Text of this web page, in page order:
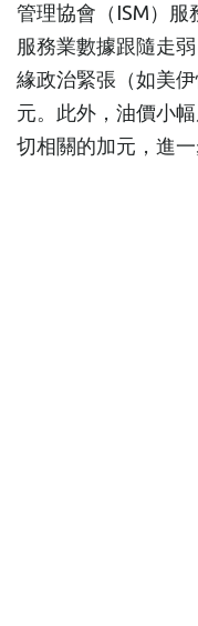
管理協會（ISM）服
服務業數據跟隨走
緣政治緊張（如美
元。此外，油價小
切相關的加元，進一